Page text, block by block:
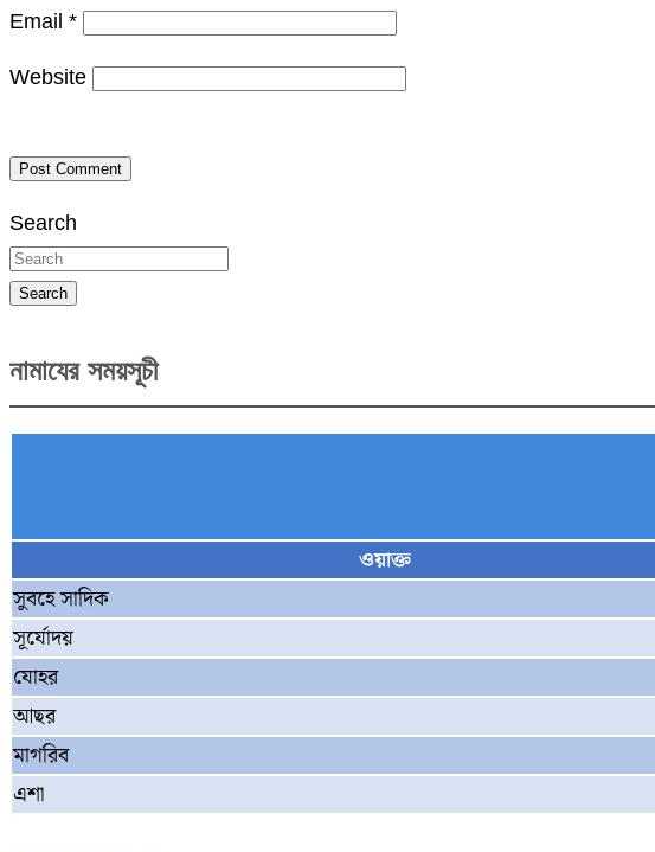
Email *
Website
Search
Search
নামাযের সময়সূচী
ওয়াক্ত
সুবহে সাদিক
সূর্যোদয়
যোহর
আছর
মাগরিব
এশা